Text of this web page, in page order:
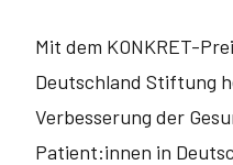
Mit dem KONKRET-
Deutschland Stiftung
Verbesserung der
Patient:innen in